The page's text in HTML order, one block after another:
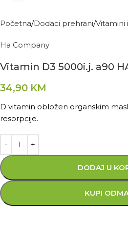
Početna Dodaci prehrani Vitamini
Ha Company
Vitamin D3 5000i.j. a90
34,90 KM
D vitamin obložen organskim
resorpcije.
DODAJ U
KUPI